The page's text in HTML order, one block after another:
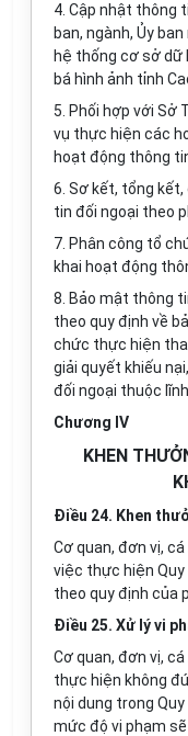
4. Cập nhật thông
ban, ngành, Ủy
hệ thống cơ sở dữ
bá hình ảnh tỉnh
5. Phối hợp với Sở
vụ thực hiện các
hoạt động thông
6. Sơ kết, tổng kết,
tin đối ngoại theo
7. Phân công tổ
khai hoạt động
8. Bảo mật thông
theo quy định về
chức thực hiện
giải quyết khiếu
đối ngoại thuộc
Chương IV
KHEN
Điều 24. Khen
Cơ quan, đơn vị,
việc thực hiện Quy
theo quy định của
Điều 25. Xử lý vi
Cơ quan, đơn vị,
thực hiện không
nội dung trong
mức độ vi phạm